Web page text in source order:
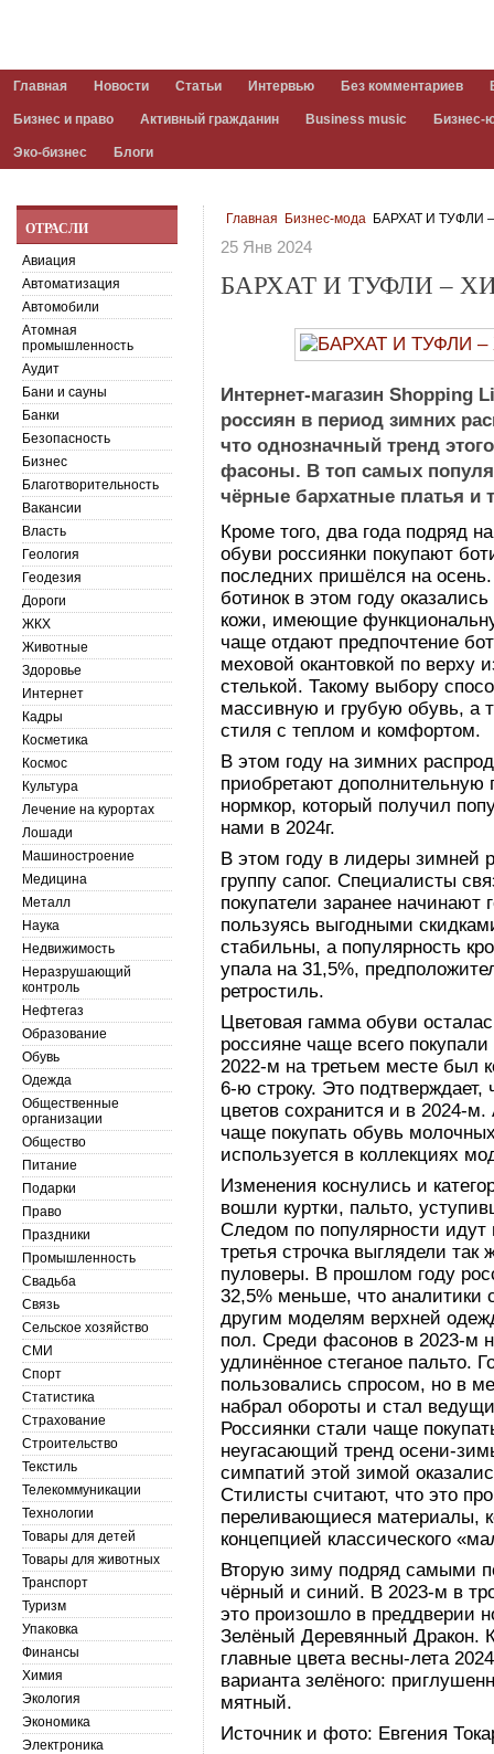
Главная Новости Статьи Интервью Без комментариев
Бизнес и право Активный гражданин Business music Бизнес-
Эко-бизнес Блоги
Главная Бизнес-мода БАРХАТ И
25 Янв 2024
БАРХАТ И ТУФЛИ –
Интернет-магазин Shopping
россиян в период зимних
что однозначный тренд
фасоны. В топ самых
чёрные бархатные платья и
Кроме того, два года подряд
обуви россиянки покупают
последних пришёлся на
ботинок в этом году
кожи, имеющие
чаще отдают предпочтение
меховой окантовкой по верху
стелькой. Такому выбору
массивную и грубую обувь, а
стиля с теплом и комфортом.
В этом году на зимних
приобретают
нормкор, который получил
нами в 2024г.
В этом году в лидеры зимней
группу сапог. Специалисты
покупатели заранее начинают
пользуясь выгодными
стабильны, а популярность
упала на 31,5%,
ретростиль.
Цветовая гамма обуви
россияне чаще всего
2022-м на третьем месте был
6-ю строку. Это
цветов сохранится и в 2024-
чаще покупать обувь
используется в коллекциях
Изменения коснулись и
вошли куртки, пальто,
Следом по популярности идут
третья строчка выглядели
пуловеры. В прошлом году
32,5% меньше, что аналитики
другим моделям верхней
пол. Среди фасонов в 2023-м
удлинённое стеганое пальто.
пользовались спросом, но в
набрал обороты и стал
Россиянки стали чаще
неугасающий тренд осени-
симпатий этой зимой
Стилисты считают, что это
переливающиеся материалы,
концепцией классического
Вторую зиму подряд самыми
чёрный и синий. В 2023-м в
это произошло в преддверии
Зелёный Деревянный Дракон.
главные цвета весны-лета
варианта зелёного:
мятный.
Источник и фото: Евгения
ОТРАСЛИ
Авиация
Автоматизация
Автомобили
Атомная
промышленность
Аудит
Бани и сауны
Банки
Безопасность
Бизнес
Благотворительность
Вакансии
Власть
Геология
Геодезия
Дороги
ЖКХ
Животные
Здоровье
Интернет
Кадры
Косметика
Космос
Культура
Лечение на курортах
Лошади
Машиностроение
Медицина
Металл
Наука
Недвижимость
Неразрушающий
контроль
Нефтегаз
Образование
Обувь
Одежда
Общественные
организации
Общество
Питание
Подарки
Право
Праздники
Промышленность
Свадьба
Связь
Сельское хозяйство
СМИ
Спорт
Статистика
Страхование
Строительство
Текстиль
Телекоммуникации
Технологии
Товары для детей
Товары для животных
Транспорт
Туризм
Упаковка
Финансы
Химия
Экология
Экономика
Электроника